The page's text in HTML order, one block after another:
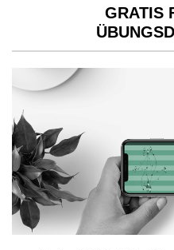
GRATIS